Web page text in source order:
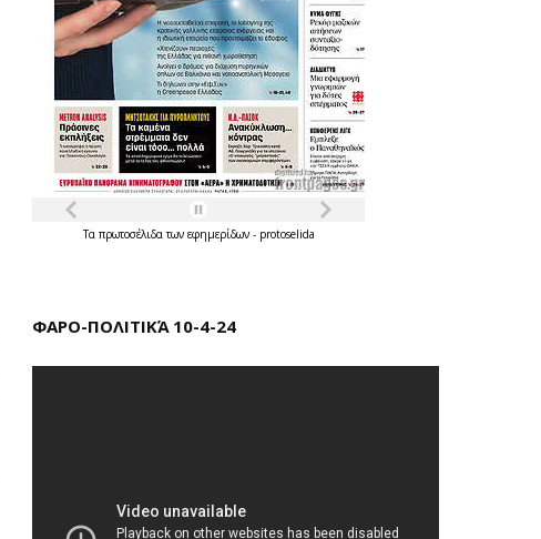
Τα πρωτοσέλιδατων εφημερίδων - protoselida
ΦΑΡΟ-ΠΟΛΙΤΙΚΆ 10-4-24